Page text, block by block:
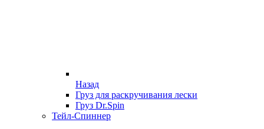
Назад
Груз для раскручивания лески
Груз Dr.Spin
Тейл-Спиннер